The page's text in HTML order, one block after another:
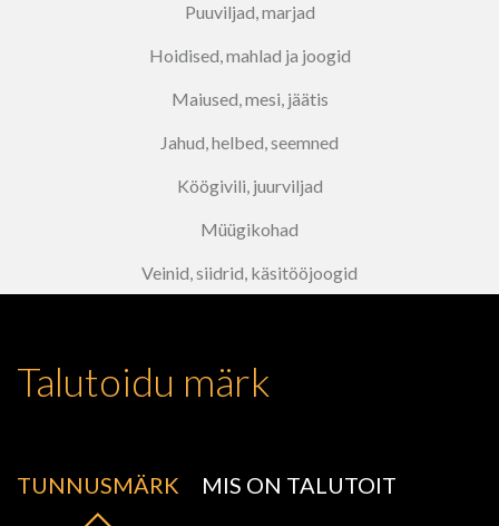
Puuviljad, marjad
Hoidised, mahlad ja joogid
Maiused, mesi, jäätis
Jahud, helbed, seemned
Köögivili, juurviljad
Müügikohad
Veinid, siidrid, käsitööjoogid
Talutoidu märk
TUNNUSMÄRK MIS ON TALUTOIT